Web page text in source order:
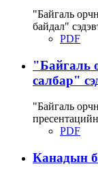
"Байгаль
байдал"
PDF
"Байгаль
салбар"
"Байгаль
PDF
Канадын